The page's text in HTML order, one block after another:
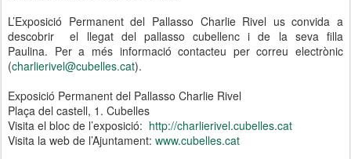
L’Exposició Permanent del Pallasso Charlie Rivel us convida a
descobrir el llegat del pallasso cubellenc i de la seva filla
Paulina. Per a més informació contacteu per correu electrònic
(charlierivel@cubelles.cat).
Exposició Permanent del Pallasso Charlie Rivel
Plaça del castell, 1. Cubelles
Visita el bloc de l’exposició: http://charlierivel.cubelles.cat
Visita la web de l’Ajuntament: www.cubelles.cat